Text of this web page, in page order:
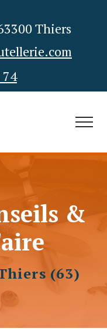
Thiers
74
&
(63)